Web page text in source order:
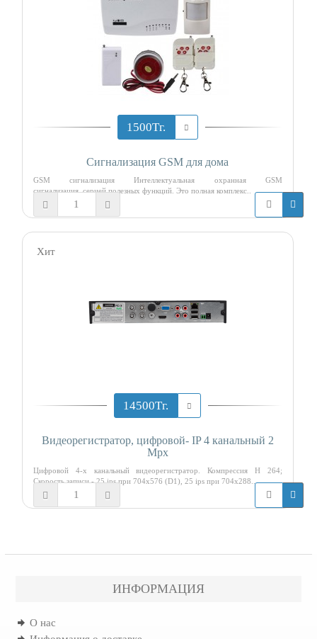
1500Тг.
Сигнализация GSM для дома
GSM сигнализация Интеллектуальная охранная GSM
сигнализация серией полезных функций. Это полная комплекс..
Хит
14500Тг.
Видеорегистратор, цифровой- IP 4 канальный 2
Mpx
Цифровой 4-х канальный видеорегистратор. Компрессия H 264;
Cкорость записи - 25 ips при 704х576 (D1), 25 ips при 704х288..
ИНФОРМАЦИЯ
О нас